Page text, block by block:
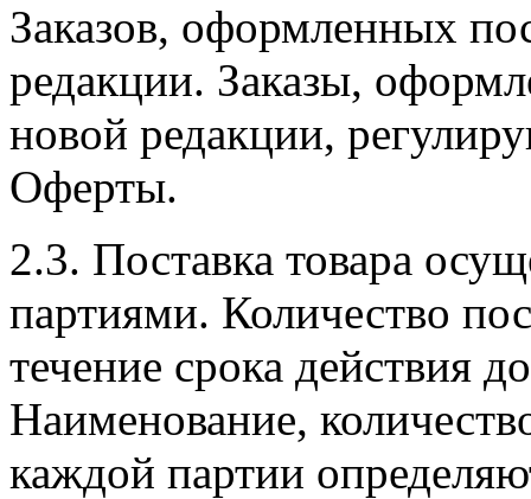
Заказов, оформленных
редакции. Заказы,
новой редакции,
Оферты.
2.3. Поставка товара
партиями. Количество
течение срока действия
Наименование,
каждой партии